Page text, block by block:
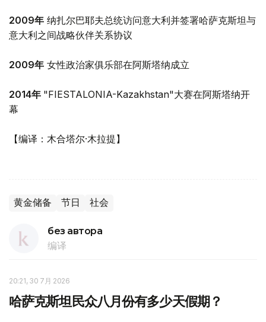
2009年 纳扎尔巴耶夫总统访问意大利并签署哈萨克斯坦与
意大利之间战略伙伴关系协议
2009年 女性政治家俱乐部在阿斯塔纳成立
2014年 "FIESTALONIA-Kazakhstan"大赛在阿斯塔纳开
幕
【编译：木合塔尔·木拉提】
黄金储备 节日 社会
без автора
编译
20:21, 30 7月 2026
哈萨克斯坦民众八月份有多少天假期？